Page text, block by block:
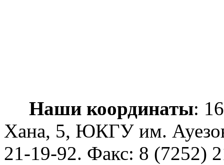
Наши координаты:
Хана, 5, ЮКГУ им.
21-19-92. Факс: 8 (7252)